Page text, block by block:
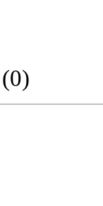
(0)